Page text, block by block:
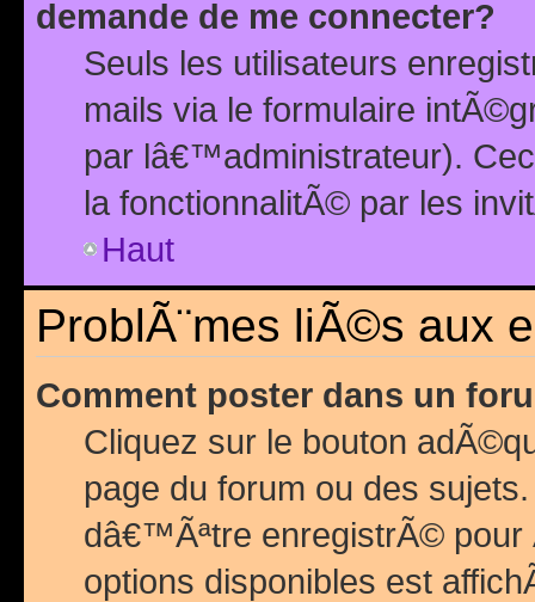
demande de me connecter?
Seuls les utilisateurs
mails via le formulaire
par lâ€™administrateur).
la fonctionnalitÃ© par les
Haut
ProblÃ¨mes liÃ©s aux
Comment poster dans un
Cliquez sur le bouton
page du forum ou des
dâ€™Ãªtre enregistrÃ©
options disponibles est